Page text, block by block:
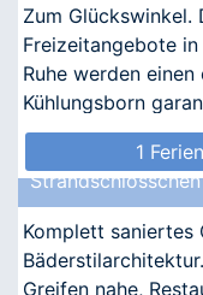
Zum Glückswinkel.
Freizeitangebote
Ruhe werden
Kühlungsborn
nostalgischer Ch
1
Strandschlösschen
Komplett saniertes
Greifen nahe,